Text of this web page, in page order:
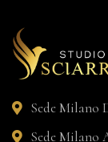
Sede Milano
Sede Milano